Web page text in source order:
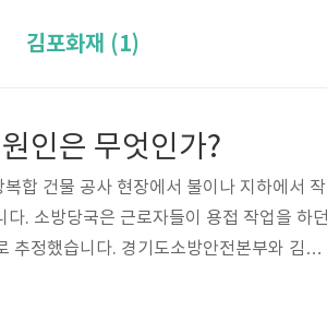
김포화재 (1)
인은 무엇인가?
합 건물 공사 현장에서 불이나 지하에서 작
. 소방당국은 근로자들이 용접 작업을 하던
추정했습니다. 경기도소방안전본부와 김포
장기동의 한 주상복합 건물 공사장에서 불